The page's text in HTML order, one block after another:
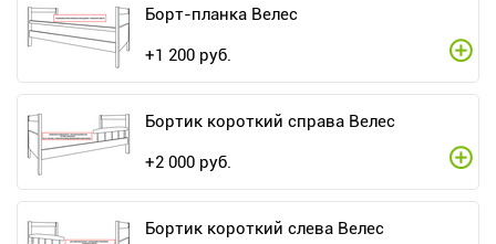
Борт-планка Велес
+1 200 руб.
Бортик короткий справа Велес
+2 000 руб.
Бортик короткий слева Велес